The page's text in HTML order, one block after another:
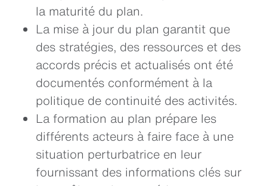
la maturité du plan.
La mise à jour du plan garantit que
des stratégies, des ressources et des
accords précis et actualisés ont été
documentés conformément à la
politique de continuité des activités.
La formation au plan prépare les
différents acteurs à faire face à une
situation perturbatrice en leur
fournissant des informations clés sur